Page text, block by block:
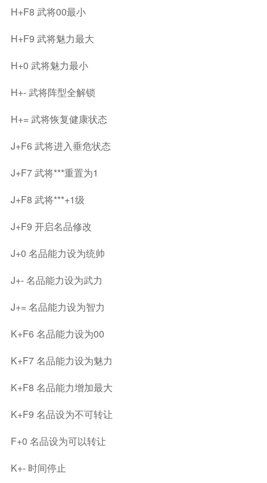
H+F8 武将00最小
H+F9 武将魅力最大
H+0 武将魅力最小
H+- 武将阵型全解锁
H+= 武将恢复健康状态
J+F6 武将进入垂危状态
J+F7 武将***重置为1
J+F8 武将***+1级
J+F9 开启名品修改
J+0 名品能力设为统帅
J+- 名品能力设为武力
J+= 名品能力设为智力
K+F6 名品能力设为00
K+F7 名品能力设为魅力
K+F8 名品能力增加最大
K+F9 名品设为不可转让
F+0 名品设为可以转让
K+- 时间停止